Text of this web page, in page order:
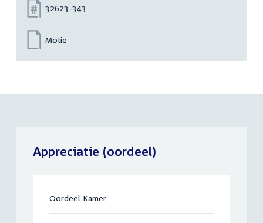
Nummer:
32623-343
Motie
Appreciatie (oordeel)
Oordeel Kamer